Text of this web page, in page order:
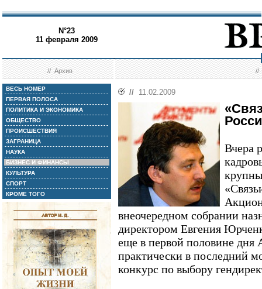
N°23
11 февраля 2009
//Архив //
ВЕСЬ НОМЕР
ПЕРВАЯ ПОЛОСА
ПОЛИТИКА И ЭКОНОМИКА
ОБЩЕСТВО
ПРОИСШЕСТВИЯ
ЗАГРАНИЦА
НАУКА
БИЗНЕС И ФИНАНСЫ
КУЛЬТУРА
СПОРТ
КРОМЕ ТОГО
// 11.02.2009
Вчера
внеочередном собрании
директором Евгения
еще в первой половине дня
практически в последний
конкурс по выбору